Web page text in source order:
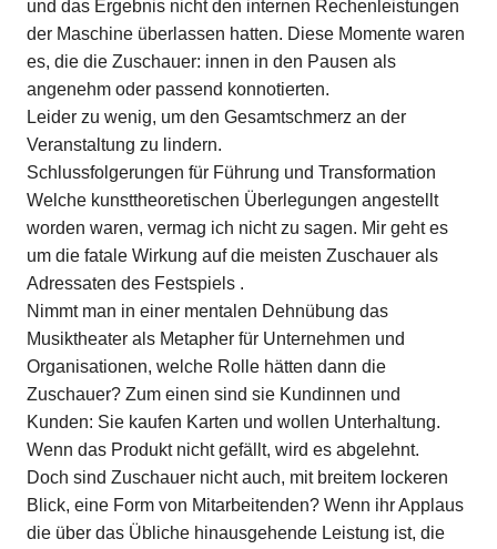
und das Ergebnis nicht den internen Rechenleistungen
der Maschine überlassen hatten. Diese Momente waren
es, die die Zuschauer: innen in den Pausen als
angenehm oder passend konnotierten.
Leider zu wenig, um den Gesamtschmerz an der
Veranstaltung zu lindern.
Schlussfolgerungen für Führung und Transformation
Welche kunsttheoretischen Überlegungen angestellt
worden waren, vermag ich nicht zu sagen. Mir geht es
um die fatale Wirkung auf die meisten Zuschauer als
Adressaten des Festspiels .
Nimmt man in einer mentalen Dehnübung das
Musiktheater als Metapher für Unternehmen und
Organisationen, welche Rolle hätten dann die
Zuschauer? Zum einen sind sie Kundinnen und
Kunden: Sie kaufen Karten und wollen Unterhaltung.
Wenn das Produkt nicht gefällt, wird es abgelehnt.
Doch sind Zuschauer nicht auch, mit breitem lockeren
Blick, eine Form von Mitarbeitenden? Wenn ihr Applaus
die über das Übliche hinausgehende Leistung ist, die